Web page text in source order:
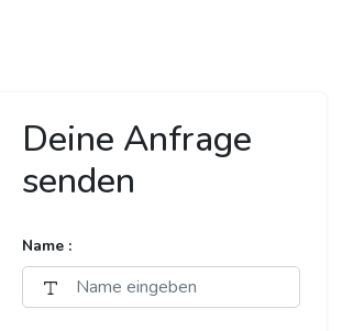
Deine Anfrage
senden
Name :